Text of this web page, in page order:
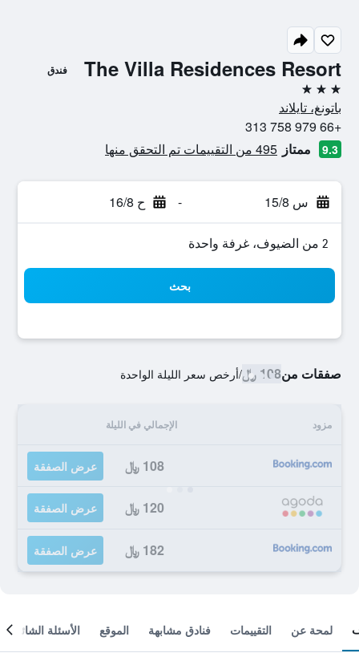
The Villa Residences Resort فندق
3 نجوم
باتونغ، تايلاند
+66 979 758 313
9.3 ممتاز 495 من التقييمات تم التحقق منها
س 15/8 - ح 16/8
2 من الضيوف، غرفة واحدة
بحث
صفقات من108 ﷼ /أرخص سعر الليلة الواحدة
مزود الإجمالي في الليلة
108 ﷼ عرض الصفقة
120 ﷼ عرض الصفقة
182 ﷼ عرض الصفقة
لمحة عن التقييمات فنادق مشابهة الموقع الأسئلة الشائعة